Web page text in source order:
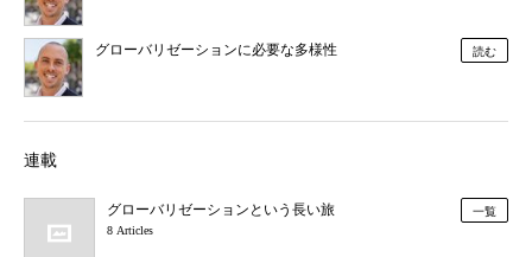
グローバリゼーションに必要な多様性 読む
連載
グローバリゼーションという長い旅
8 Articles
一覧